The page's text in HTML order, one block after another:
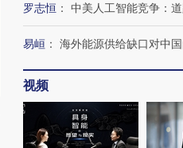
罗志恒 ： 中美人工智能竞争：
易峘 ： 海外能源供给缺口对中
视频